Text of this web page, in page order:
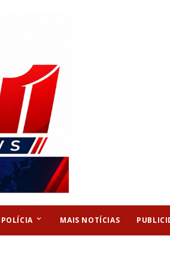
POLÍCIA keyboard_arrow_down MAIS NOTÍCIAS